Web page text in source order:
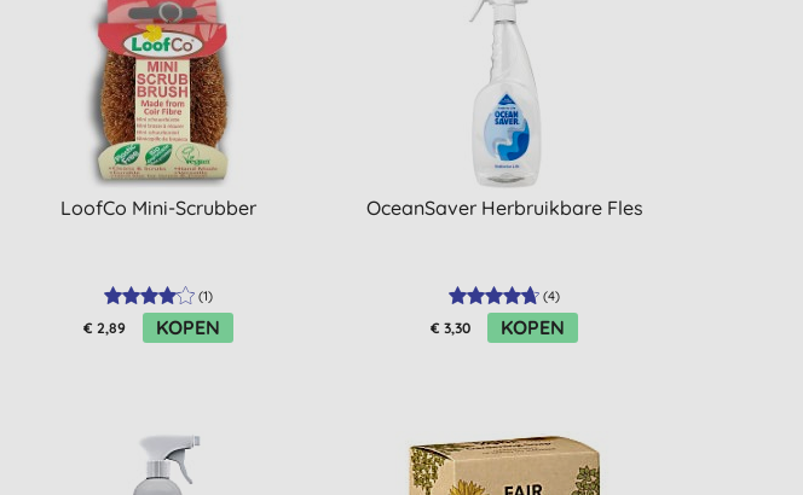
LoofCo Mini-Scrubber
(1)
€ 2,89 KOPEN
OceanSaver Herbruikbare Fles
(4)
€ 3,30 KOPEN